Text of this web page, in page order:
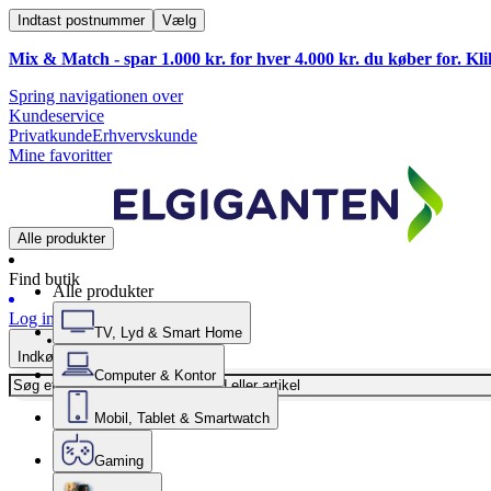
Indtast postnummer Vælg
Mix & Match - spar 1.000 kr. for hver 4.000 kr. du køber for.
Spring navigationen over
Kundeservice
PrivatkundeErhvervskunde
Mine favoritter
Alle produkter
Find butik
Log ind
Indkøbskurv
Alle produkter
TV, Lyd & Smart Home
Computer & Kontor
Mobil, Tablet & Smartwatch
Gaming